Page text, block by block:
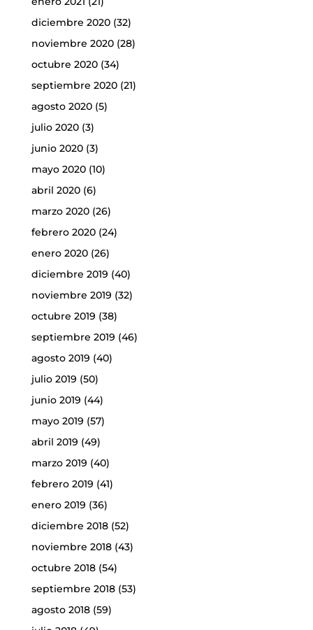
diciembre 2020(32)
noviembre 2020(28)
octubre 2020(34)
septiembre 2020(21)
agosto 2020(5)
julio 2020(3)
junio 2020(3)
mayo 2020(10)
abril 2020(6)
marzo 2020(26)
febrero 2020(24)
enero 2020(26)
diciembre 2019 (40)
noviembre 2019 (32)
octubre 2019 (38)
septiembre 2019 (46)
agosto 2019 (40)
julio 2019 (50)
junio 2019 (44)
mayo 2019 (57)
abril 2019 (49)
marzo 2019 (40)
febrero 2019 (41)
enero 2019 (36)
diciembre 2018(52)
noviembre 2018(43)
octubre 2018(54)
septiembre 2018(53)
agosto 2018(59)